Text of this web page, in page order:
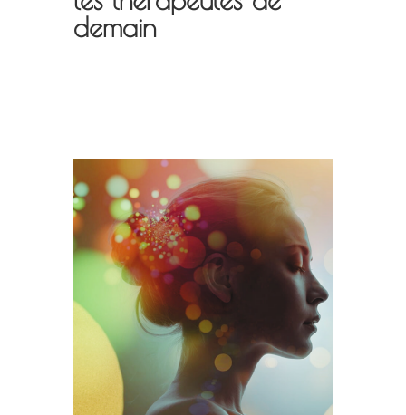
demain